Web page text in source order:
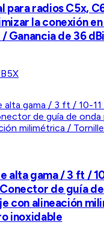
para radios C5x,
la conexión
Ganancia de 36
alta gama / 3 ft /
de guía
con alineación
inoxidable